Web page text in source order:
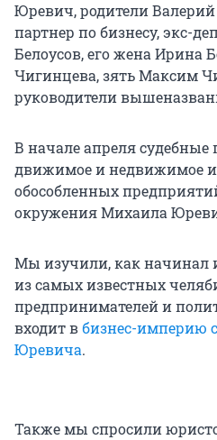
Юревич, родители
партнер по бизнесу, экс-
Белоусов, его жена Ирина
Чигинцева, зять Максим
руководители
В начале апреля судебные
движимое и недвижимое
обособленных
окружения Михаила
Мы изучили, как начинал
из самых известных
предпринимателей и
входит вбизнес-империю
Юревича.
Также мы спросили